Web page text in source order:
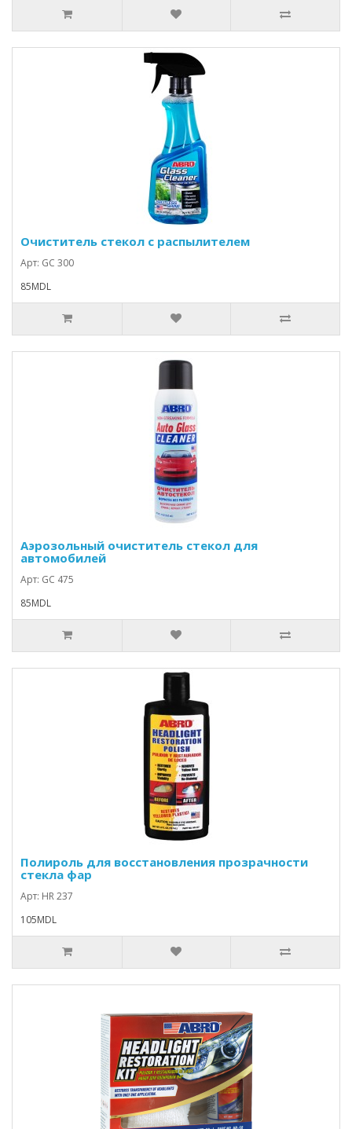
Очиститель стекол с распылителем
Арт: GC 300
85MDL
Аэрозольный очиститель стекол для
автомобилей
Арт: GC 475
85MDL
Полироль для восстановления прозрачности
стекла фар
Арт: HR 237
105MDL